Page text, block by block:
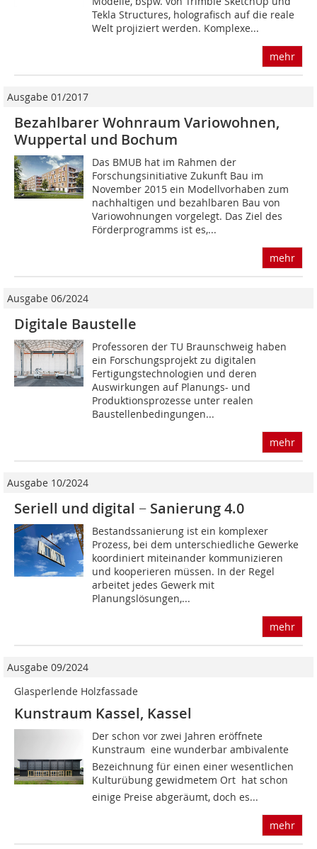
Tekla Structures, holografisch auf die reale
Welt projiziert werden. Komplexe...
mehr
Ausgabe 01/2017
Bezahlbarer Wohnraum Variowohnen,
Wuppertal und Bochum
Das BMUB hat im Rahmen der
Forschungsinitiative Zukunft Bau im
November 2015 ein Modellvorhaben zum
nachhaltigen und bezahlbaren Bau von
Variowohnungen vorgelegt. Das Ziel des
Förderprogramms ist es,...
mehr
Ausgabe 06/2024
Digitale Baustelle
Professoren der TU Braunschweig haben
ein Forschungsprojekt zu digitalen
Fertigungstechnologien und deren
Auswirkungen auf Planungs- und
Produktionsprozesse unter realen
Baustellenbedingungen...
mehr
Ausgabe 10/2024
Seriell und digital − Sanierung 4.0
Bestandssanierung ist ein komplexer
Prozess, bei dem unterschiedliche Gewerke
koordiniert miteinander kommunizieren
und kooperieren müssen. In der Regel
arbeitet jedes Gewerk mit
Planungslösungen,...
mehr
Ausgabe 09/2024
Glasperlende Holzfassade
Kunstraum Kassel, Kassel
Der schon vor zwei Jahren eröffnete
Kunstraum  eine wunderbar ambivalente
Bezeichnung für einen einer wesentlichen
Kulturübung gewidmetem Ort  hat schon
einige Preise abgeräumt, doch es...
mehr